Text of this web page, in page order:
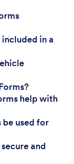
in a
help with
be used for
and